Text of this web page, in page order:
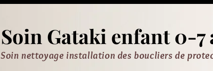
Soin Gataki enfant 0-7
Soin nettoyage installation des boucliers de